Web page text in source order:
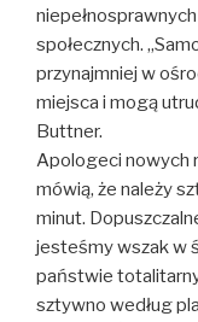
społecznych.
przynajmniej w
miejsca i mogą
Buttner.
Apologeci nowych
mówią, że należy
minut.
jesteśmy wszak w
państwie
sztywno według